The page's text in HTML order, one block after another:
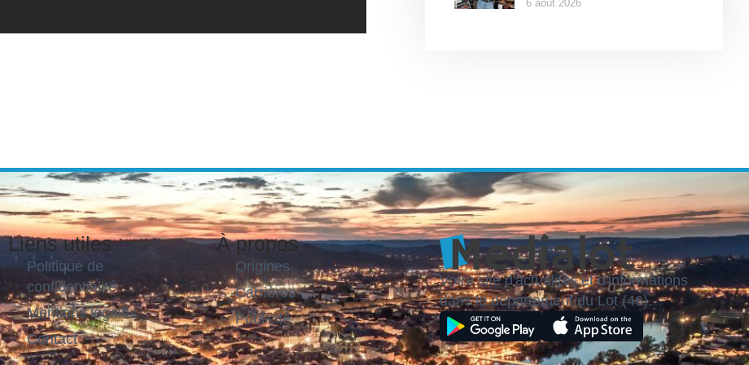
6 août 2026
Liens utiles
Politique de
confidentialité
Mentions légales
Contact
À propos
Origines
Carrières
Publicité
Votre site d'actualités et d'informations
dans le département du Lot (46).